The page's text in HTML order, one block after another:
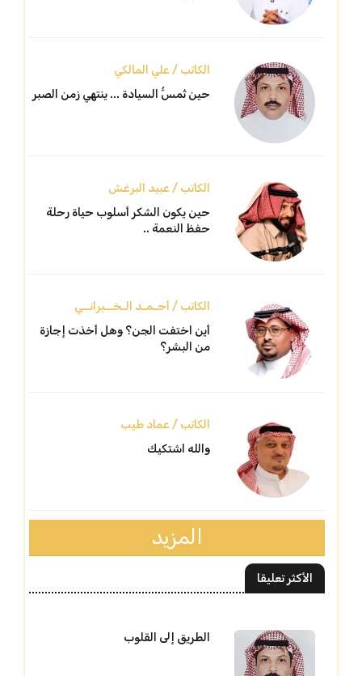
الكاتب / علي المالكي
حين تُمسُّ السيادة ... ينتهي زمن الصبر
الكاتب / عبيد البرغش
حين يكون الشكر أسلوب حياة رحلة
حفظ النعمة ..
الكاتب / أحـمـد الـخــبرانــي
أين اختفت الجن؟ وهل أخذت إجازة
من البشر؟
الكاتب / عماد طيب
والله اشتكيك
المزيد
الأكثر تعليقا
الطريق إلى القلوب